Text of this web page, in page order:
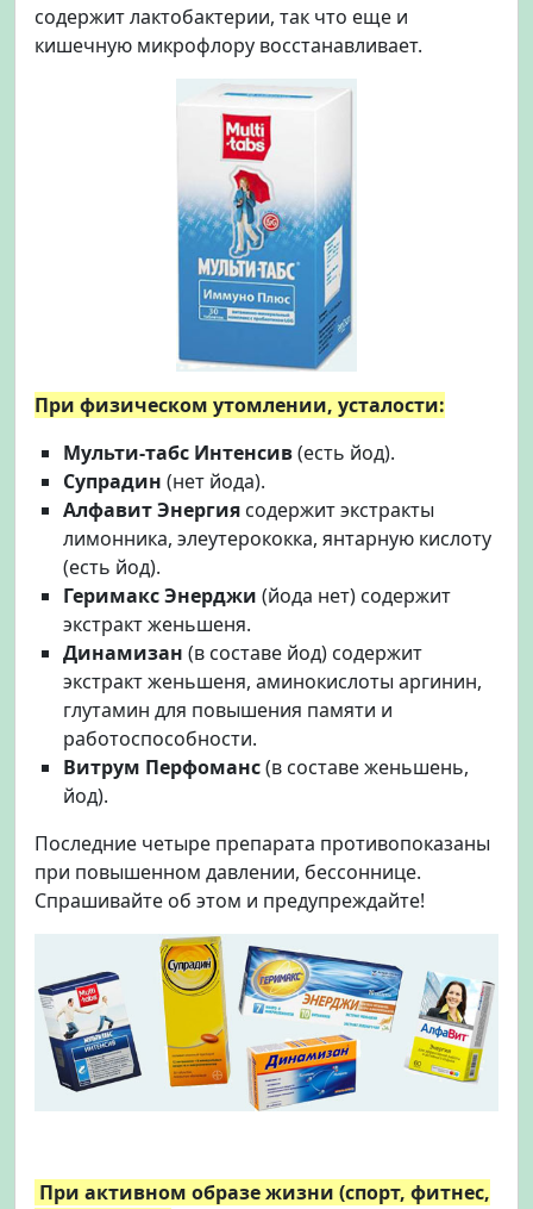
содержит лактобактерии, так что еще и
кишечную микрофлору восстанавливает.
При физическом утомлении, усталости:
Мульти-табс Интенсив(есть йод).
Супрадин (нет йода).
Алфавит Энергия содержит экстракты
лимонника, элеутерококка, янтарную кислоту
(есть йод).
Геримакс Энерджи (йода нет) содержит
экстракт женьшеня.
Динамизан (в составе йод) содержит
экстракт женьшеня, аминокислоты аргинин,
глутамин для повышения памяти и
работоспособности.
Витрум Перфоманс(в составе женьшень,
йод).
Последние четыре препарата противопоказаны
при повышенном давлении, бессоннице.
Спрашивайте об этом и предупреждайте!
При активном образе жизни (спорт, фитнес,